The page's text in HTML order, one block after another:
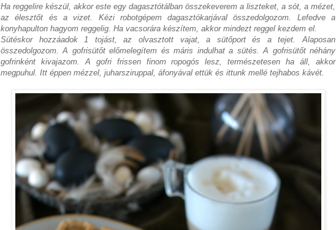
Ha reggelire készül, akkor este egy dagasztótálban összekeverem a liszteket, a sót, a mézet,
az élesztőt és a vizet. Kézi robotgépem dagasztókarjával összedolgozom. Lefedve a
konyhapulton hagyom reggelig. Ha vacsorára készítem, akkor mindezt reggel kezdem el.
Sütéskor hozzáadok 1 tojást, az olvasztott vajat, a sütőport és a tejet. Alaposan
összedolgozom. A gofrisütőt előmelegítem és máris indulhat a sütés. A gofrisütőt néhány
gofrinként kivajazom. A gofri frissen finom ropogós lesz, természetesen ha áll, akkor
megpuhul. Itt éppen mézzel, juharsziruppal, áfonyával ettük és ittunk mellé tejhabos kávét.